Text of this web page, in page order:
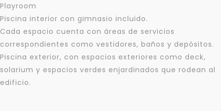
Playroom
Piscina interior con gimnasio incluido.
Cada espacio cuenta con áreas de servicios
correspondientes como vestidores, baños y depósitos.
Piscina exterior, con espacios exteriores como deck,
solarium y espacios verdes enjardinados que rodean al
edificio.